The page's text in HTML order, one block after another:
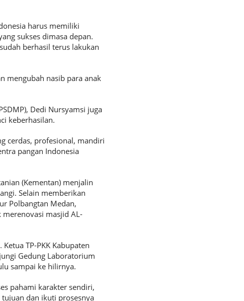
harus memiliki
sukses dimasa depan.
berhasil terus lakukan
mengubah nasib para anak
Dedi Nursyamsi juga
keberhasilan.
cerdas, profesional, mandiri
pangan Indonesia
(Kementan) menjalin
Selain memberikan
Polbangtan Medan,
merenovasi masjid AL-
TP-PKK Kabupaten
Gedung Laboratorium
sampai ke hilirnya.
pahami karakter sendiri,
dan ikuti prosesnya